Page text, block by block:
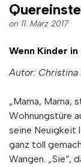
on 11. März 2017
Wenn Kinder
Autor: Christina
„Mama, Mama,
Wohnungstüre
seine Neuigkeit
ganz toll
Wangen. „Sie“,